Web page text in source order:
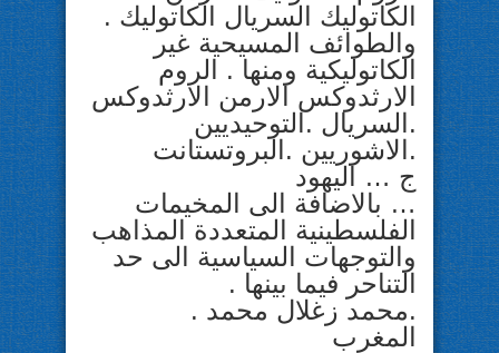
الكاتوليك السريال الكاتوليك .
والطوائف المسيحية غير
الكاتوليكية ومنها . الروم
الارثدوكس الارمن الارثدوكس
.السريال .التوحيديين
.الاشوريين .البروتستانت
ج … اليهود
… بالاضافة الى المخيمات
الفلسطينية المتعددة المذاهب
والتوجهات السياسية الى حد
التناحر فيما بينها .
.محمد زغلال محمد .
المغرب